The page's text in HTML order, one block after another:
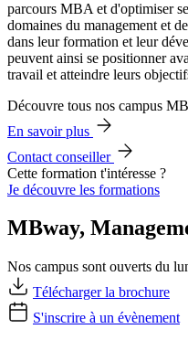
parcours MBA et d'optimiser
domaines du management et
dans leur formation et leur
peuvent ainsi se positionner
travail et atteindre leurs
Découvre tous nos campus
En savoir plus
Contact conseiller
Cette formation t'intéresse ?
Je découvre les formations
MBway,
Nos campus sont ouverts du
Télécharger la brochure
S'inscrire à un évènement